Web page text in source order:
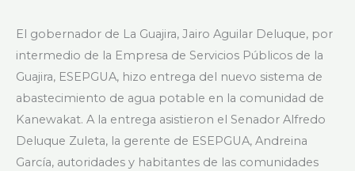
El gobernador de La Guajira, Jairo Aguilar Deluque, por
intermedio de la Empresa de Servicios Públicos de la
Guajira, ESEPGUA, hizo entrega del nuevo sistema de
abastecimiento de agua potable en la comunidad de
Kanewakat. A la entrega asistieron el Senador Alfredo
Deluque Zuleta, la gerente de ESEPGUA, Andreina
García, autoridades y habitantes de las comunidades